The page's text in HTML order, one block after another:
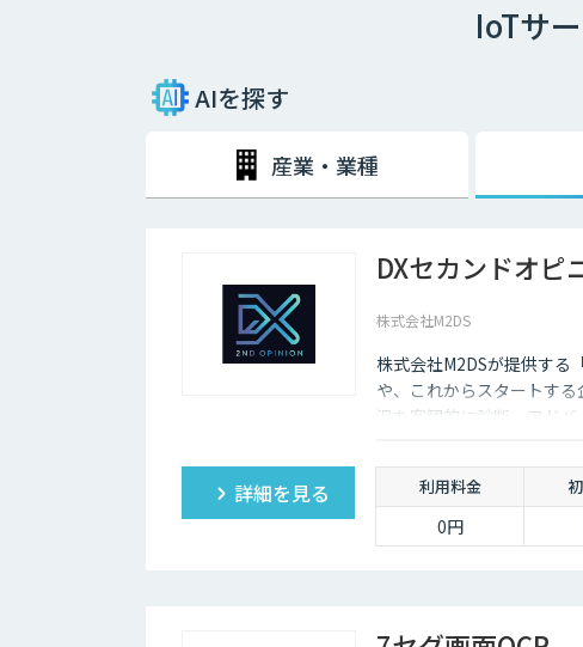
期待されています。
IoTサ
AIを探す
産業・業種
DXセカンドオピ
株式会社M2DS
株式会社M2DSが提供する
や、これからスタートす
況を客観的に診断・アドバ
詳細を見る 利用料金
0円